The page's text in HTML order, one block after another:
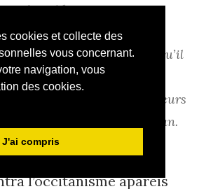
cookies et collecte des
vous concernant.
navigation, vous
des cookies.
J'ai compris
de 1955)
déchirement qu’a été pour
de la Cause provençale qu’il
et si bien défendue
et dans Les Marges à plusieurs
entrée dans le camp occitan.
de 1955)
l’occitanisme apareis